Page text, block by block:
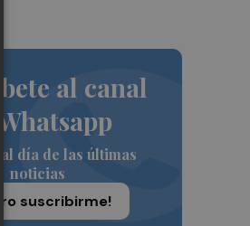
al canal
Whatsapp
al día de las últimas
noticias
suscribirme!